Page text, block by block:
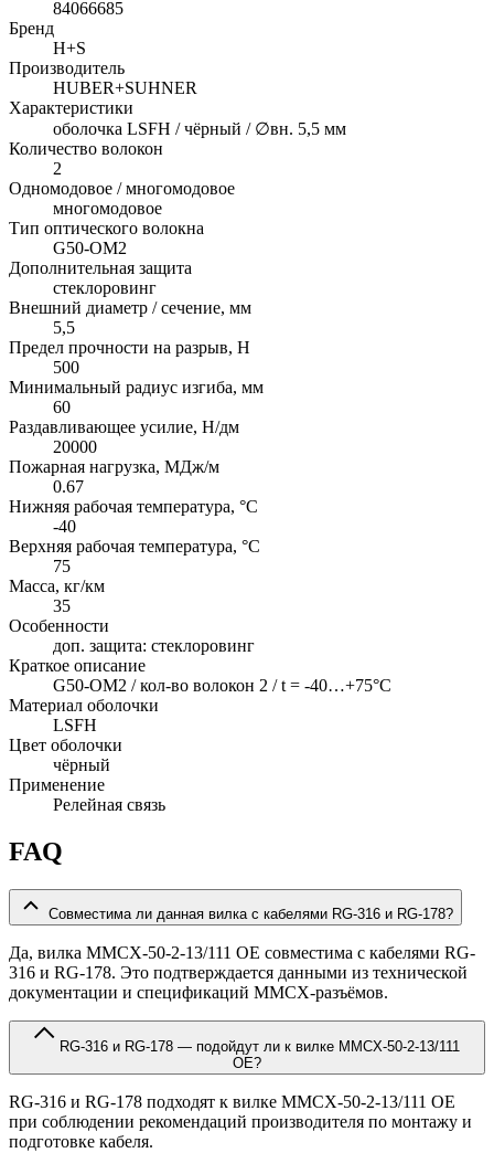
84066685
Бренд
H+S
Производитель
HUBER+SUHNER
Характеристики
оболочка LSFH / чёрный / ∅вн. 5,5 мм
Количество волокон
2
Одномодовое / многомодовое
многомодовое
Тип оптического волокна
G50-OM2
Дополнительная защита
стеклоровинг
Внешний диаметр / сечение, мм
5,5
Предел прочности на разрыв, H
500
Минимальный радиус изгиба, мм
60
Раздавливающее усилие, Н/дм
20000
Пожарная нагрузка, МДж/м
0.67
Нижняя рабочая температура, °C
-40
Верхняя рабочая температура, °C
75
Масса, кг/км
35
Особенности
доп. защита: стеклоровинг
Краткое описание
G50-OM2 / кол-во волокон 2 / t = -40…+75°C
Материал оболочки
LSFH
Цвет оболочки
чёрный
Применение
Релейная связь
FAQ
Совместима ли данная вилка с кабелями RG-316 и RG-178?
Да, вилка MMCX-50-2-13/111 OE совместима с кабелями RG-
316 и RG-178. Это подтверждается данными из технической
документации и спецификаций MMCX-разъёмов.
OE?
RG-316 и RG-178 подходят к вилке MMCX-50-2-13/111 OE
при соблюдении рекомендаций производителя по монтажу и
подготовке кабеля.